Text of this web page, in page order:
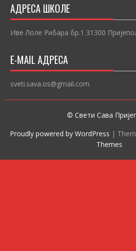
АДРЕСА ШКОЛЕ
Иве Лоле Рибара бр.1 31300
E-MAIL АДРЕСА
sveti.sava.os@gmail.com
© Свети Сава
Proudly powered by WordPress |
Themes